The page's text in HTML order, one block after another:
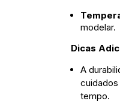
modelar.
Dicas
A
tempo.